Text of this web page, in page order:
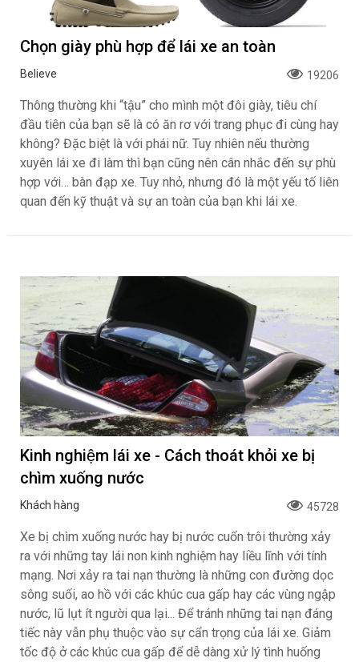
Chọn giày phù hợp để lái xe an toàn
Believe 19206
Thông thường khi “tậu” cho mình một đôi giày, tiêu chí
đầu tiên của bạn sẽ là có ăn rơ với trang phục đi cùng hay
không? Đặc biệt là với phái nữ. Tuy nhiên nếu thường
xuyên lái xe đi làm thì bạn cũng nên cân nhắc đến sự phù
hợp với… bàn đạp xe. Tuy nhỏ, nhưng đó là một yếu tố liên
quan đến kỹ thuật và sự an toàn của bạn khi lái xe.
Kinh nghiệm lái xe - Cách thoát khỏi xe bị
chìm xuống nước
Khách hàng 45728
Xe bị chìm xuống nước hay bị nước cuốn trôi thường xảy
ra với những tay lái non kinh nghiệm hay liều lĩnh với tính
mạng. Nơi xảy ra tai nạn thường là những con đường dọc
sông suối, ao hồ với các khúc cua gấp hay các vùng ngập
nước, lũ lụt ít người qua lại... Để tránh những tai nạn đáng
tiếc này vẫn phụ thuộc vào sự cẩn trọng của lái xe. Giảm
tốc độ ở các khúc cua gấp để dễ dàng xử lý tình huống